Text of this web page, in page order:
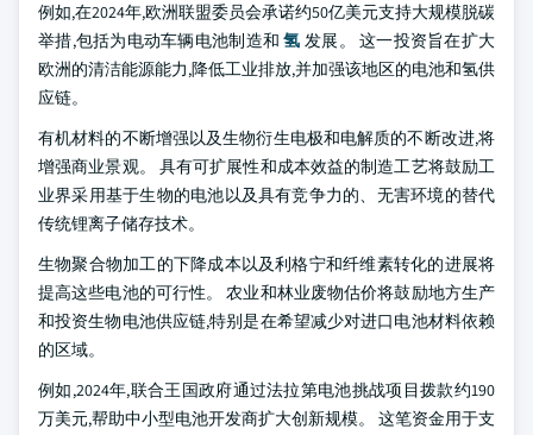
例如,在2024年,欧洲联盟委员会承诺约50亿美元支持大规模脱碳
举措,包括为电动车辆电池制造和氢 发展。 这一投资旨在扩大
欧洲的清洁能源能力,降低工业排放,并加强该地区的电池和氢供
应链。
有机材料的不断增强以及生物衍生电极和电解质的不断改进,将
增强商业景观。 具有可扩展性和成本效益的制造工艺将鼓励工
业界采用基于生物的电池以及具有竞争力的、无害环境的替代
传统锂离子储存技术。
生物聚合物加工的下降成本以及利格宁和纤维素转化的进展将
提高这些电池的可行性。 农业和林业废物估价将鼓励地方生产
和投资生物电池供应链,特别是在希望减少对进口电池材料依赖
的区域。
例如,2024年,联合王国政府通过法拉第电池挑战项目拨款约190
万美元,帮助中小型电池开发商扩大创新规模。 这笔资金用于支